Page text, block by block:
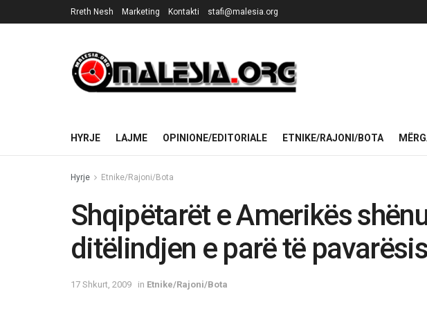
Rreth Nesh Marketing Kontakti stafi@malesia.org
HYRJE LAJME OPINIONE/EDITORIALE ETNIKE/RAJONI/BOTA
Hyrje Etnike/Rajoni/Bota
Shqipëtarët e Amerikës
ditëlindjen e parë të
17 Shkurt, 2009 in Etnike/Rajoni/Bota